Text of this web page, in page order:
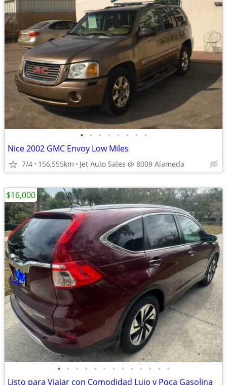
• • • • • • • •
Nice 2002 GMC Envoy Low Miles
7/4 156,555km Jet Auto Sales @ 8009 Alameda
• • • • • • • • • • • • •
Listo para Viajar con Comodidad Lujo y Poca Gasolina
$16,000